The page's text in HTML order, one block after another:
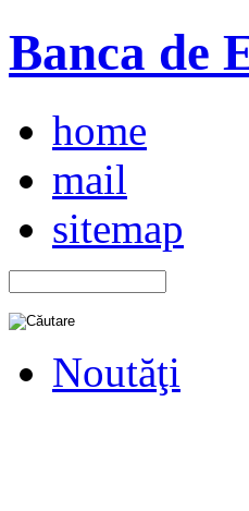
Banca de
home
mail
sitemap
Noutăţi